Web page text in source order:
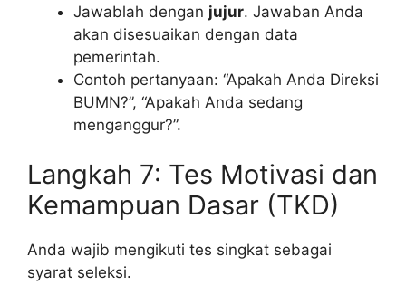
Jawablah dengan jujur. Jawaban Anda
akan disesuaikan dengan data
pemerintah.
Contoh pertanyaan: “Apakah Anda Direksi
BUMN?”, “Apakah Anda sedang
menganggur?”.
Langkah 7: Tes Motivasi dan
Kemampuan Dasar (TKD)
Anda wajib mengikuti tes singkat sebagai
syarat seleksi.